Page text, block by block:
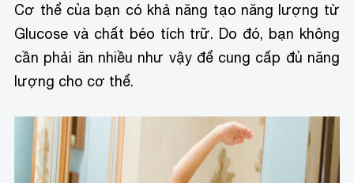
Cơ thể của bạn có khả năng tạo năng lượng từ
Glucose và chất béo tích trữ. Do đó, bạn không
cần phải ăn nhiều như vậy để cung cấp đủ năng
lượng cho cơ thể.